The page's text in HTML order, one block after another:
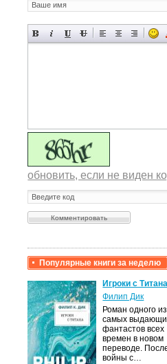
обновить, если не виден
Популярные книги за неделю
Игроки с Титана
Филип Дик
Роман одного из
самых
фантастов всех
времен в новом
переводе.
войны с…